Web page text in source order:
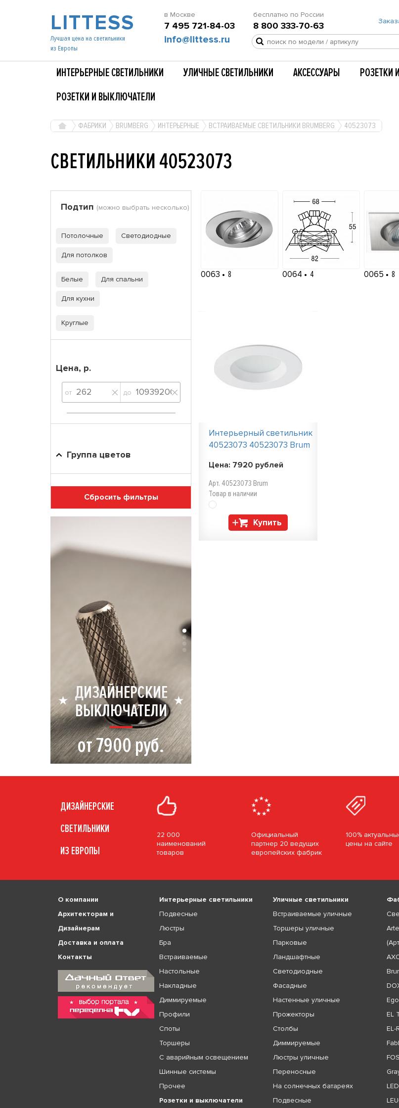
LITTESS
Лучшая цена на светильники
из Европы
в Москве
7 495 721-84-03
бесплатно по России
8 800 333-70-63
info@littess.ru
ИНТЕРЬЕРНЫЕ СВЕТИЛЬНИКИ УЛИЧНЫЕ СВЕТИЛЬНИКИ АКСЕССУАРЫ РОЗЕТКИ
РОЗЕТКИ И ВЫКЛЮЧАТЕЛИ
ФАБРИКИ BRUMBERG ИНТЕРЬЕРНЫЕ ВСТРАИВАЕМЫЕ СВЕТИЛЬНИКИ BRUMBERG 40523073
СВЕТИЛЬНИКИ 40523073
Подтип (можно выбрать несколько)
Потолочные Светодиодные
Для потолков
Белые Для спальни
Для кухни
Круглые
Цена, р.
от до
Группа цветов
Сбросить фильтры
ДИЗАЙНЕРСКИЕ
ВЫКЛЮЧАТЕЛИ
от 7900 руб.
0063 8 0064 4 0065 8
Интерьерный светильник
40523073 40523073 Brum
Цена: 7920 рублей
Арт. 40523073 Brum
Товар в наличии
Купить
ДИЗАЙНЕРСКИЕ
СВЕТИЛЬНИКИ
ИЗ ЕВРОПЫ
22 000
наименований
товаров
Официальный
партнер 20 ведущих
европейских фабрик
100%
цены на сайте
О компании
Архитекторам и
Дизайнерам
Доставка и оплата
Контакты
Интерьерные светильники
Подвесные
Люстры
Бра
Встраиваемые
Настольные
Накладные
Диммируемые
Профили
Споты
Торшеры
С аварийным освещением
Шинные системы
Прочее
Розетки и выключатели
Уличные светильники
Встраиваемые уличные
Торшеры уличные
Парковые
Ландшафтные
Светодиодные
Фасадные
Настенные уличные
Прожекторы
Столбы
Диммируемые
Люстры уличные
Переносные
На солнечных батареях
Подвесные
EL
EL-